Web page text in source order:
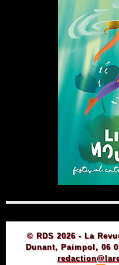
© RDS 2026 - La
Dunant, Paimpol, 06